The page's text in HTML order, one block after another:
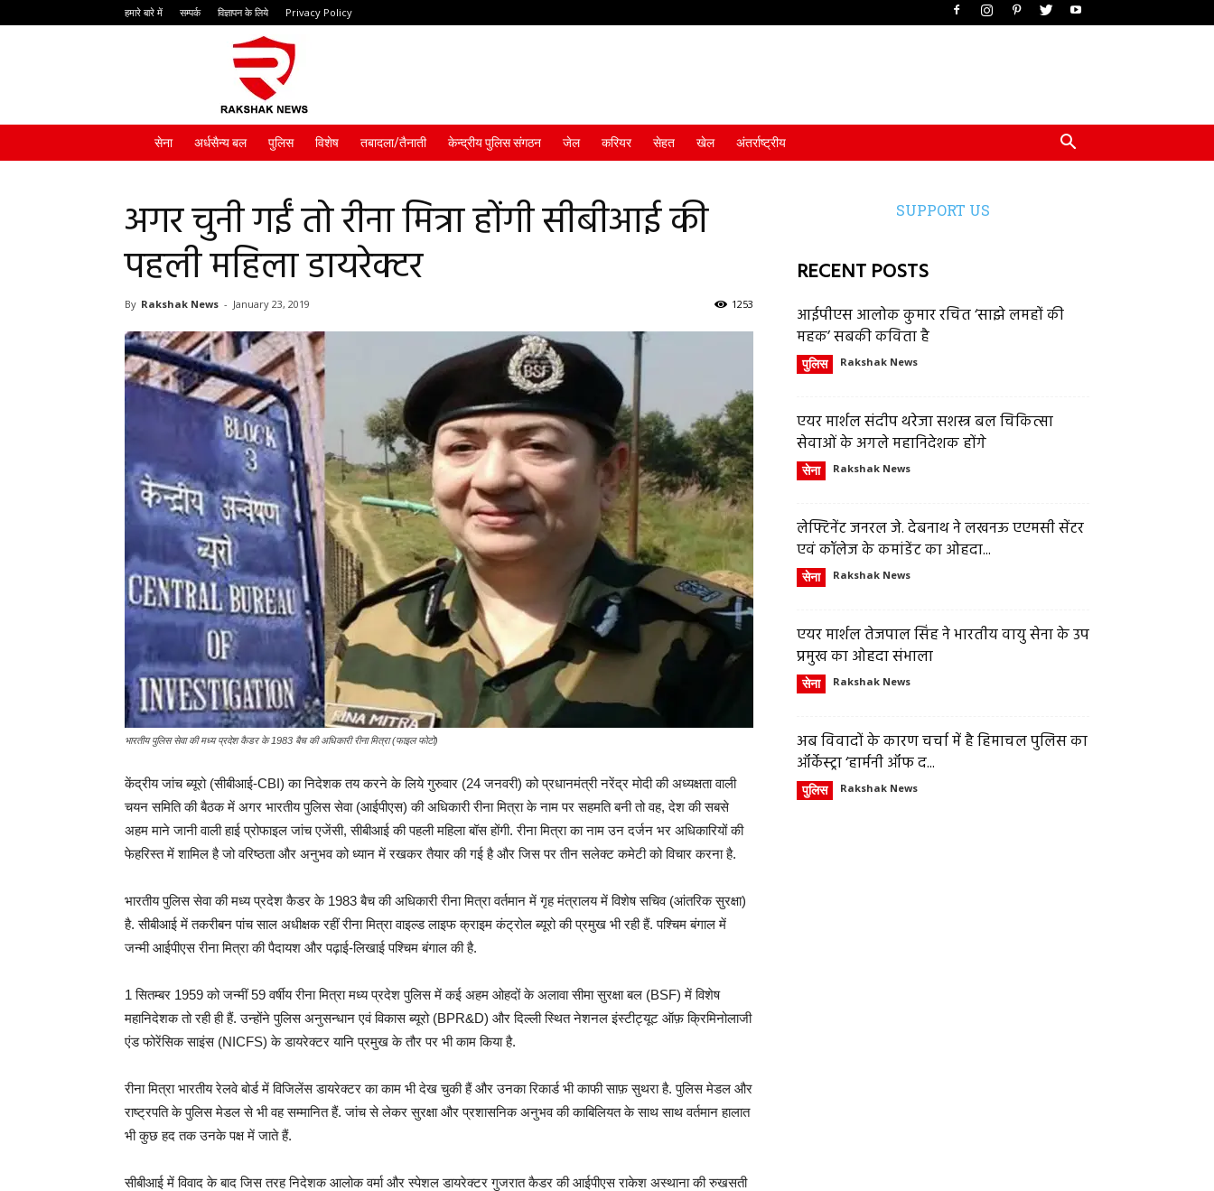
हमारे बारे में सम्पर्क विज्ञापन के लिये Privacy Policy
सेना अर्धसैन्य बल पुलिस विशेष तबादला/तैनाती केन्द्रीय पुलिस संगठन जेल करियर सेहत खेल अंतर्राष्ट्रीय
अगर चुनी गईं तो रीना मित्रा होंगी सीबीआई की
पहली महिला डायरेक्टर
By Rakshak News - January 23, 2019 1253
भारतीय पुलिस सेवा की मध्य प्रदेश कैडर के 1983 बैच की अधिकारी रीना मित्रा (फाइल फोटो)
केंद्रीय जांच ब्यूरो (सीबीआई-CBI) का निदेशक तय करने के लिये गुरुवार (24 जनवरी) को प्रधानमंत्री नरेंद्र मोदी की अध्यक्षता वाली
चयन समिति की बैठक में अगर भारतीय पुलिस सेवा (आईपीएस) की अधिकारी रीना मित्रा के नाम पर सहमति बनी तो वह, देश की सबसे
अहम माने जानी वाली हाई प्रोफाइल जांच एजेंसी, सीबीआई की पहली महिला बॉस होंगी. रीना मित्रा का नाम उन दर्जन भर अधिकारियों की
फेहरिस्त में शामिल है जो वरिष्ठता और अनुभव को ध्यान में रखकर तैयार की गई है और जिस पर तीन सलेक्ट कमेटी को विचार करना है.
भारतीय पुलिस सेवा की मध्य प्रदेश कैडर के 1983 बैच की अधिकारी रीना मित्रा वर्तमान में गृह मंत्रालय में विशेष सचिव (आंतरिक सुरक्षा)
है. सीबीआई में तकरीबन पांच साल अधीक्षक रहीं रीना मित्रा वाइल्ड लाइफ क्राइम कंट्रोल ब्यूरो की प्रमुख भी रही हैं. पश्चिम बंगाल में
जन्मी आईपीएस रीना मित्रा की पैदायश और पढ़ाई-लिखाई पश्चिम बंगाल की है.
1 सितम्बर 1959 को जन्मीं 59 वर्षीय रीना मित्रा मध्य प्रदेश पुलिस में कई अहम ओहदों के अलावा सीमा सुरक्षा बल (BSF) में विशेष
महानिदेशक तो रही ही हैं. उन्होंने पुलिस अनुसन्धान एवं विकास ब्यूरो (BPR&D) और दिल्ली स्थित नेशनल इंस्टीट्यूट ऑफ़ क्रिमिनोलाजी
एंड फोरेंसिक साइंस (NICFS) के डायरेक्टर यानि प्रमुख के तौर पर भी काम किया है.
रीना मित्रा भारतीय रेलवे बोर्ड में विजिलेंस डायरेक्टर का काम भी देख चुकी हैं और उनका रिकार्ड भी काफी साफ़ सुथरा है. पुलिस मेडल और
राष्ट्रपति के पुलिस मेडल से भी वह सम्मानित हैं. जांच से लेकर सुरक्षा और प्रशासनिक अनुभव की काबिलियत के साथ साथ वर्तमान हालात
भी कुछ हद तक उनके पक्ष में जाते हैं.
सीबीआई में विवाद के बाद जिस तरह निदेशक आलोक वर्मा और स्पेशल डायरेक्टर गुजरात कैडर की आईपीएस राकेश अस्थाना की रुखसती
SUPPORT US
RECENT POSTS
आईपीएस आलोक कुमार रचित ‘साझे लमहों की
महक’ सबकी कविता है
पुलिस Rakshak News
एयर मार्शल संदीप थरेजा सशस्त्र बल चिकित्सा
सेवाओं के अगले महानिदेशक होंगे
सेना Rakshak News
लेफ्टिनेंट जनरल जे. देबनाथ ने लखनऊ एएमसी सेंटर
एवं कॉलेज के कमांडेंट का ओहदा...
सेना Rakshak News
एयर मार्शल तेजपाल सिंह ने भारतीय वायु सेना के उप
प्रमुख का ओहदा संभाला
सेना Rakshak News
अब विवादों के कारण चर्चा में है हिमाचल पुलिस का
ऑर्केस्ट्रा ‘हार्मनी ऑफ द...
पुलिस Rakshak News